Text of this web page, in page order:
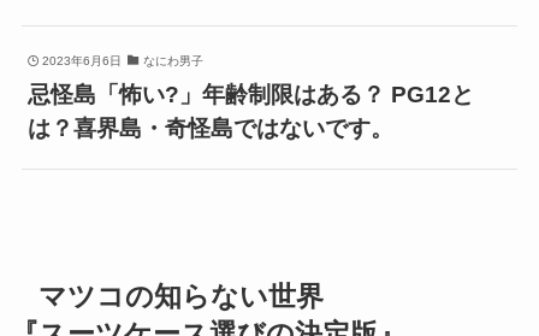
2023年6月6日 なにわ男子
忌怪島「怖い?」年齢制限はある？ PG12と
は？喜界島・奇怪島ではないです。
マツコの知らない世界